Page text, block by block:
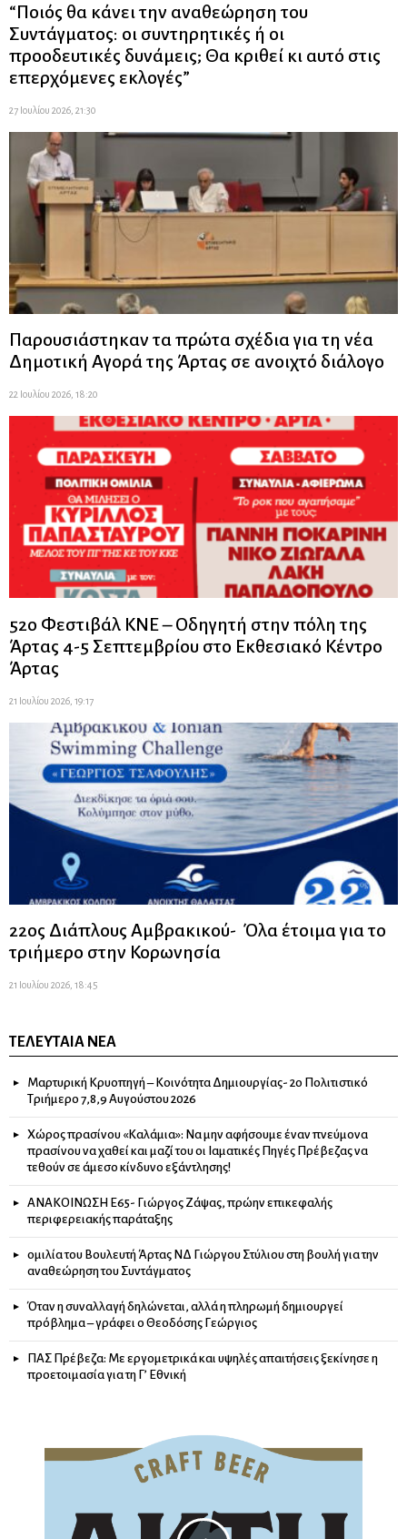
“Ποιός θα κάνει την αναθεώρηση του
Συντάγματος: οι συντηρητικές ή οι
προοδευτικές δυνάμεις; Θα κριθεί κι αυτό στις
επερχόμενες εκλογές”
27 Ιουλίου 2026, 21:30
Παρουσιάστηκαν τα πρώτα σχέδια για τη νέα
Δημοτική Αγορά της Άρτας σε ανοιχτό διάλογο
22 Ιουλίου 2026, 18:20
52ο Φεστιβάλ ΚΝΕ – Οδηγητή στην πόλη της
Άρτας 4-5 Σεπτεμβρίου στο Εκθεσιακό Κέντρο
Άρτας
21 Ιουλίου 2026, 19:17
22ος Διάπλους Αμβρακικού- Όλα έτοιμα για το
τριήμερο στην Κορωνησία
21 Ιουλίου 2026, 18:45
ΤΕΛΕΥΤΑΊΑ ΝΈΑ
Μαρτυρική Κρυοπηγή – Κοινότητα Δημιουργίας- 2ο Πολιτιστικό
Τριήμερο 7,8,9 Αυγούστου 2026
Χώρος πρασίνου «Καλάμια»: Να μην αφήσουμε έναν πνεύμονα
πρασίνου να χαθεί και μαζί του οι Ιαματικές Πηγές Πρέβεζας να
τεθούν σε άμεσο κίνδυνο εξάντλησης!
ΑΝΑΚΟΙΝΩΣΗ Ε65- Γιώργος Ζάψας, πρώην επικεφαλής
περιφερειακής παράταξης
ομιλία του Βουλευτή Άρτας ΝΔ Γιώργου Στύλιου στη βουλή για την
αναθεώρηση του Συντάγματος
Όταν η συναλλαγή δηλώνεται, αλλά η πληρωμή δημιουργεί
πρόβλημα – γράφει ο Θεοδόσης Γεώργιος
ΠΑΣ Πρέβεζα: Με εργομετρικά και υψηλές απαιτήσεις ξεκίνησε η
προετοιμασία για τη Γ’ Εθνική